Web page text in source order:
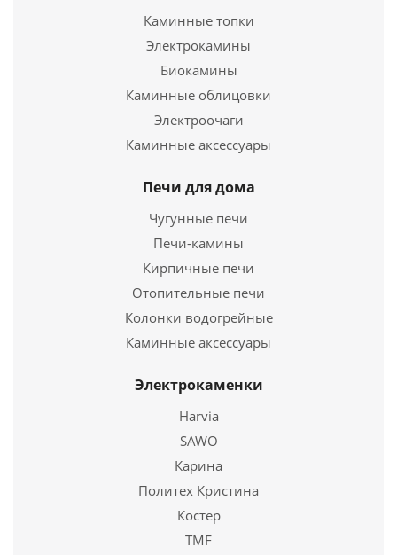
Печь ВЕЗУВИЙ Скиф Ковка 22 (210) "М"
Подробнее
Каминные топки
Электрокамины
Биокамины
Каминные облицовки
Электроочаги
Каминные аксессуары
Печи для дома
Чугунные печи
Печи-камины
Кирпичные печи
Отопительные печи
Колонки водогрейные
Каминные аксессуары
Электрокаменки
Harvia
SAWO
Карина
Политех Кристина
Костёр
TMF